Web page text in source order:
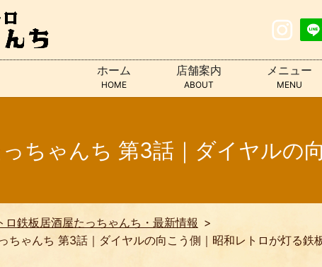
ホーム
HOME
店舗案内
ABOUT
メニュー
MENU
っちゃんち 第3話｜ダイヤルの
ロ鉄板居酒屋たっちゃんち・最新情報
ちゃんち 第3話｜ダイヤルの向こう側｜昭和レトロが灯る鉄